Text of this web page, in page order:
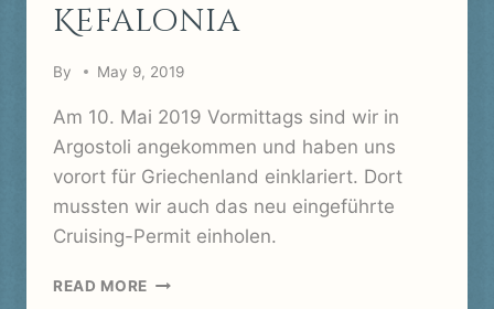
Kefalonia
By May 9, 2019
Am 10. Mai 2019 Vormittags sind wir in
Argostoli angekommen und haben uns
vorort für Griechenland einklariert. Dort
mussten wir auch das neu eingeführte
Cruising-Permit einholen.
READ MORE ARGOSTOLI,